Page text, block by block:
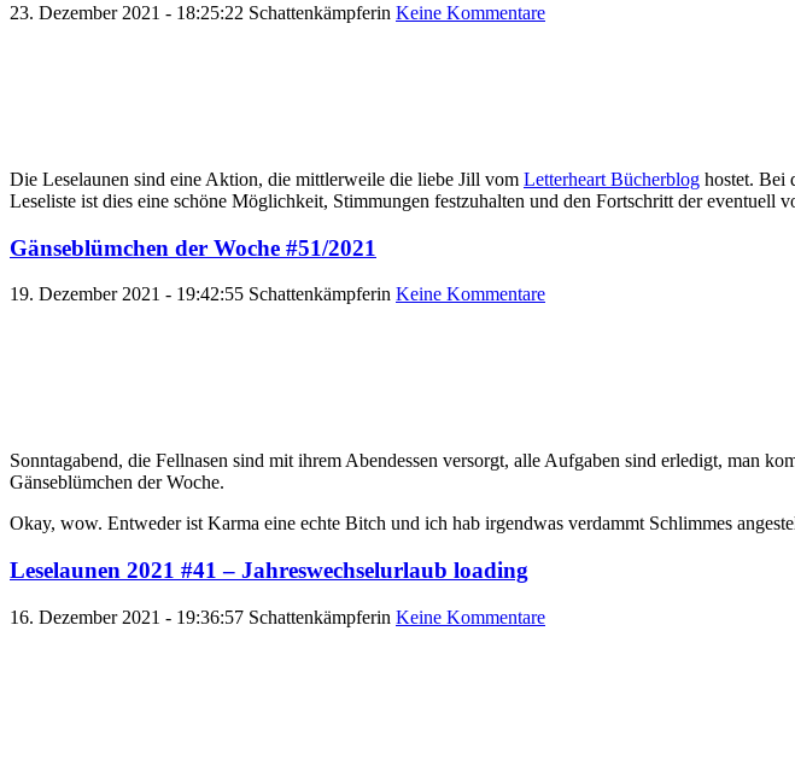
23. Dezember 2021 - 18:25:22 Schattenkämpferin Keine Kommentare
Die Leselaunen sind eine Aktion, die mittlerweile die liebe Jill vom Letterheart Bücherblog hostet. Bei
Leseliste ist dies eine schöne Möglichkeit, Stimmungen festzuhalten und den Fortschritt der eventuell
Gänseblümchen der Woche #51/2021
19. Dezember 2021 - 19:42:55 Schattenkämpferin Keine Kommentare
Sonntagabend, die Fellnasen sind mit ihrem Abendessen versorgt, alle Aufgaben sind erledigt, man
Gänseblümchen der Woche.
Okay, wow. Entweder ist Karma eine echte Bitch und ich hab irgendwas verdammt Schlimmes
Leselaunen 2021 #41 – Jahreswechselurlaub loading
16. Dezember 2021 - 19:36:57 Schattenkämpferin Keine Kommentare